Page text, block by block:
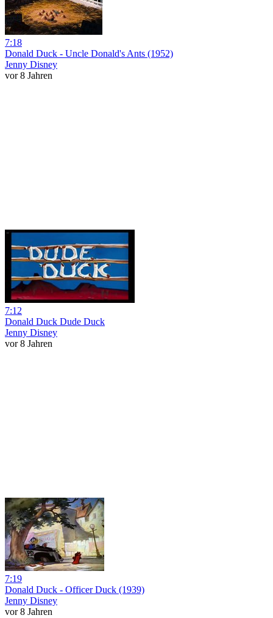
7:18
Donald Duck - Uncle Donald's Ants (1952)
Jenny Disney
vor 8 Jahren
7:12
Donald Duck Dude Duck
Jenny Disney
vor 8 Jahren
7:19
Donald Duck - Officer Duck (1939)
Jenny Disney
vor 8 Jahren